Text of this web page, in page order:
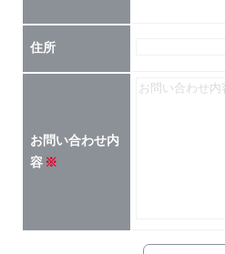
住所
お問い合わせ内
容